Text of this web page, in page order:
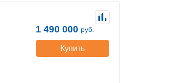
1 490 000 руб.
Купить